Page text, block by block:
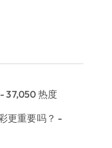
- 37,050 热度
更重要吗？ -